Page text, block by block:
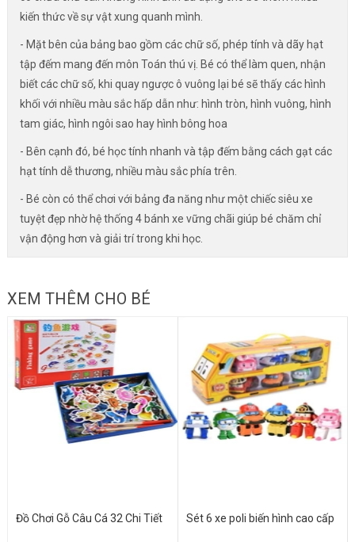
kiến thức về sự vật xung quanh mình.
- Mặt bên của bảng bao gồm các chữ số, phép tính và dãy hạt
tập đếm mang đến môn Toán thú vị. Bé có thể làm quen, nhận
biết các chữ số, khi quay ngược ô vuông lại bé sẽ thấy các hình
khối với nhiều màu sắc hấp dẫn như: hình tròn, hình vuông, hình
tam giác, hình ngôi sao hay hình bông hoa
- Bên cạnh đó, bé học tính nhanh và tập đếm bằng cách gạt các
hạt tính dễ thương, nhiều màu sắc phía trên.
- Bé còn có thể chơi với bảng đa năng như một chiếc siêu xe
tuyệt đẹp nhờ hệ thống 4 bánh xe vững chãi giúp bé chăm chỉ
vận động hơn và giải trí trong khi học.
XEM THÊM CHO BÉ
Đồ Chơi Gỗ Câu Cá 32 Chi Tiết Sét 6 xe poli biến hình cao cấp